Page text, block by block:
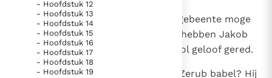
- Hoofdstuk 12
- Hoofdstuk 13
- Hoofdstuk 14
- Hoofdstuk 15
- Hoofdstuk 16
- Hoofdstuk 17
- Hoofdstuk 18
- Hoofdstuk 19
En dan de twaalf profeten! Hun gebeente moge
opbloeien uit hun rustplaats! Zij hebben Jakob
gesterkt en hem door vertrouwvol geloof gered.
Hoe zullen wij de lof zingen van Zerub babel? Hij